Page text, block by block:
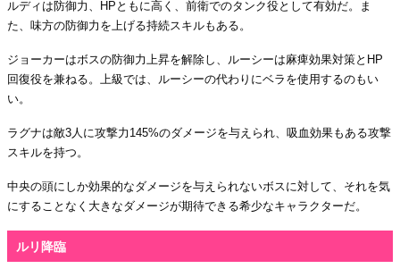
ルディは防御力、HPともに高く、前衛でのタンク役として有効だ。ま
た、味方の防御力を上げる持続スキルもある。
ジョーカーはボスの防御力上昇を解除し、ルーシーは麻痺効果対策とHP
回復役を兼ねる。上級では、ルーシーの代わりにベラを使用するのもい
い。
ラグナは敵3人に攻撃力145%のダメージを与えられ、吸血効果もある攻撃
スキルを持つ。
中央の頭にしか効果的なダメージを与えられないボスに対して、それを気
にすることなく大きなダメージが期待できる希少なキャラクターだ。
ルリ降臨